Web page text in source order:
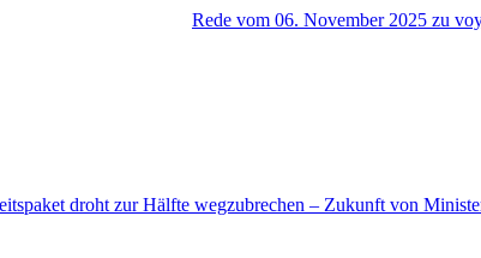
Rede vom 06. November 2025 zu
droht zur Hälfte wegzubrechen – Zukunft von